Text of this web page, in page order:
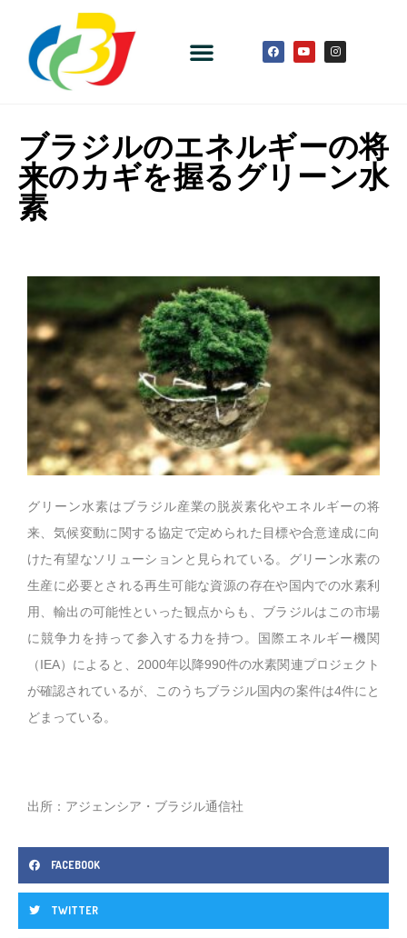
ブラジルのエネルギーの将
来のカギを握るグリーン水
素
グリーン水素はブラジル産業の脱炭素化やエネルギーの将
来、気候変動に関する協定で定められた目標や合意達成に向
けた有望なソリューションと見られている。グリーン水素の
生産に必要とされる再生可能な資源の存在や国内での水素利
用、輸出の可能性といった観点からも、ブラジルはこの市場
に競争力を持って参入する力を持つ。国際エネルギー機関
（IEA）によると、2000年以降990件の水素関連プロジェクト
が確認されているが、このうちブラジル国内の案件は4件にと
どまっている。
出所：アジェンシア・ブラジル通信社
FACEBOOK
TWITTER